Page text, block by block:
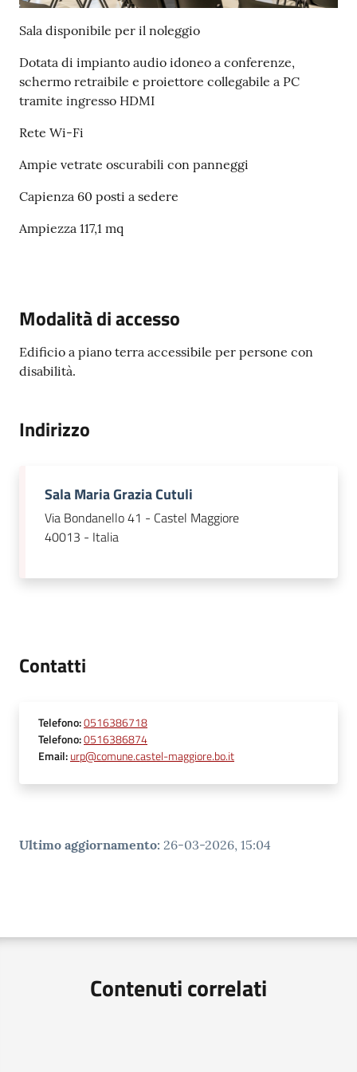
Seguici
su
Sala disponibile per il noleggio
Dotata di impianto audio idoneo a conferenze,
schermo retraibile e proiettore collegabile a PC
tramite ingresso HDMI
Rete Wi-Fi
Ampie vetrate oscurabili con panneggi
Capienza 60 posti a sedere
Ampiezza 117,1 mq
Modalità di accesso
Edificio a piano terra accessibile per persone con
disabilità.
Indirizzo
Sala Maria Grazia Cutuli
Via Bondanello 41 - Castel Maggiore
40013 - Italia
Contatti
Telefono:0516386718
Telefono:0516386874
Email:urp@comune.castel-maggiore.bo.it
Ultimo aggiornamento: 26-03-2026, 15:04
Contenuti correlati